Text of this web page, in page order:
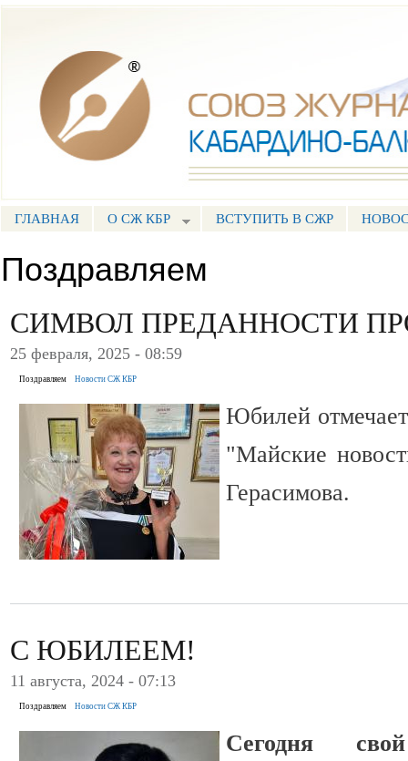
ГЛАВНОЕ МЕНЮ
ГЛАВНАЯ О СЖ КБР ВСТУПИТЬ В СЖР
Поздравляем
СИМВОЛ ПРЕДАННОСТИ
25 февраля, 2025 - 08:59
Поздравляем Новости СЖ КБР
Юбилей
"Майские
Герасимова.
С ЮБИЛЕЕМ!
11 августа, 2024 - 07:13
Поздравляем Новости СЖ КБР
Сегодня